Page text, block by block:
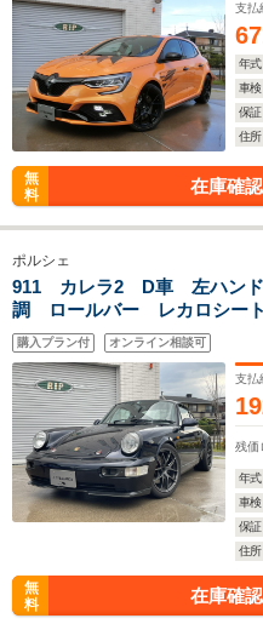
支払
年式
車検
保証
住所
無
料
在庫確
ポルシェ
911 カレラ2 D車 左ハン
調 ロールバー レカロシー
ボンネット ダックテール
RS仕様Rバンパー
購入プラン付 オンライン相談可
支払
残価
年式
車検
保証
住所
無
料
在庫確